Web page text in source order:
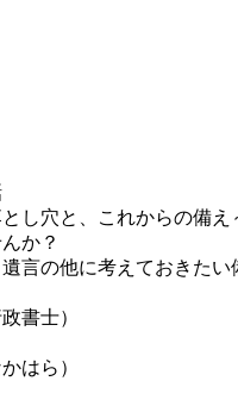
し穴と、これからの備え
か？
言の他に考えておきたい
書士）
はら）